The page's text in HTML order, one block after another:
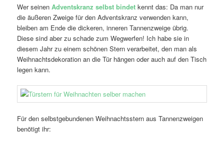
Wer seinenAdventskranz selbst bindet kennt das: Da man nur
die äußeren Zweige für den Adventskranz verwenden kann,
bleiben am Ende die dickeren, inneren Tannenzweige übrig.
Diese sind aber zu schade zum Wegwerfen! Ich habe sie in
diesem Jahr zu einem schönen Stern verarbeitet, den man als
Weihnachtsdekoration an die Tür hängen oder auch auf den Tisch
legen kann.
Für den selbstgebundenen Weihnachtsstern aus Tannenzweigen
benötigt ihr: